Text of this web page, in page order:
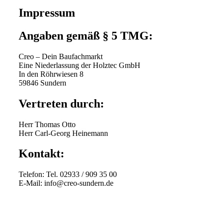
Impressum
Angaben gemäß § 5 TMG:
Creo – Dein Baufachmarkt
Eine Niederlassung der Holztec GmbH
In den Röhrwiesen 8
59846 Sundern
Vertreten durch:
Herr Thomas Otto
Herr Carl-Georg Heinemann
Kontakt:
Telefon: Tel. 02933 / 909 35 00
E-Mail: info@creo-sundern.de